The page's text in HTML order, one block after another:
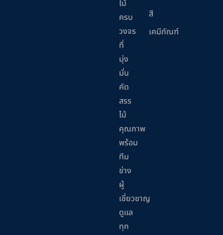
ไม้
ครบ
วงจร
ที่
มุ่ง
มั่น
คัด
สรร
ไม้
คุณภาพ
พร้อม
ทีม
ช่าง
ผู้
เชี่ยวชาญ
ดูแล
ทุก
สี
เคมีภัณฑ์